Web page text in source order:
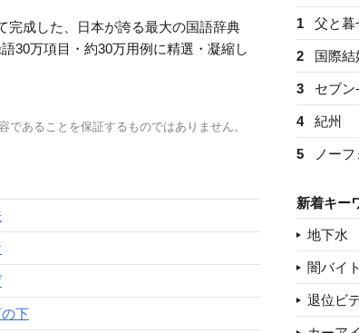
完成した、日本が誇る最大の国語辞典
30万項目・約30万用例に精選・凝縮し
あることを保証するものではありません。
下
1 父と暮
2 国際結
3 セブン
4 紀州
5 ノー
新着キー
地下水
闇バイ
退位ビ